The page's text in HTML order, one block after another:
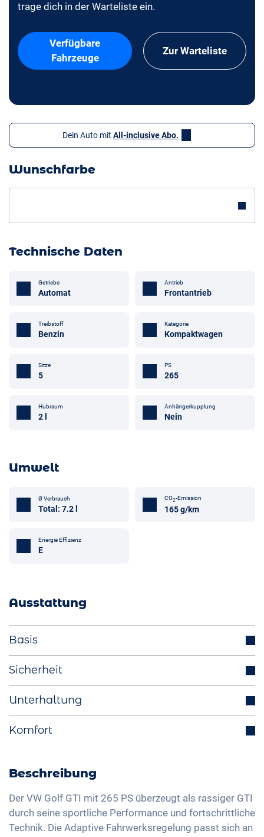
trage dich in der Warteliste ein.
Verfügbare
Fahrzeuge
Zur Warteliste
Dein Auto mit All-inclusive Abo.
Wunschfarbe
Technische Daten
Getriebe
Automat
Antrieb
Frontantrieb
Treibstoff
Benzin
Kategorie
Kompaktwagen
Sitze
5
PS
265
Hubraum
2 l
Anhängerkupplung
Nein
Umwelt
Ø Verbrauch
Total: 7.2 l
CO2-Emission
165 g/km
Energie Effizienz
E
Ausstattung
Basis
Aussenspiegel elektrisch einklappbar
Multifunktionslenkrad
Fahrmodiauswahl (z.B. Eco, Sport, Normal)
Licht- und Regensensor
Aussenspiegel elektrisch verstellbar
Innenspiegel automatisch abblendend
19 Zoll Alufelgen
Sicherheit
Spurhalteassistent
Kurvenlicht
Head-Up Display
Fernlichtassistent
Unterhaltung
Freisprechanlage
Soundsystem
Sprachsteuerung
Komfort
Panoramadach
Keyless Entry & Go
Sitzheizung vorne
Beschreibung
Der VW Golf GTI mit 265 PS überzeugt als rassiger GTI
durch seine sportliche Performance und fortschrittliche
Technik. Die Adaptive Fahrwerksregelung passt sich an